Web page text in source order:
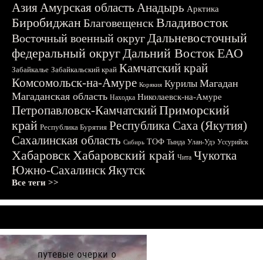
АзияАмурская область Анадырь Арктика
БиробиджанБлаговещенскВладивосток
Восточный военный округДальневосточный
федеральный округДальний ВостокЕАО
Забайкалье Забайкальский край Камчатский край
Комсомольск-на-Амуре Корякия Курилы Магадан
Магаданская область Находка Николаевск-на-Амуре
Петропавловск-КамчатскийПриморский
край Республика Бурятия Республика Саха (Якутия)
Сахалинская область Сибирь ТОФ Тында Улан-Удэ Уссурийск
ХабаровскХабаровский край Чита Чукотка
Южно-СахалинскЯкутск
Все теги >>